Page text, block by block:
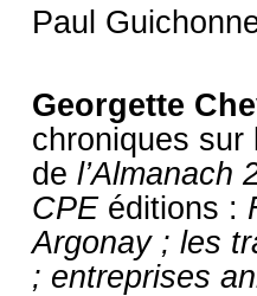
Paul
Georgette
chroniques sur
de l’Almanach
CPE éditions :
Argonay ; les
; entreprises